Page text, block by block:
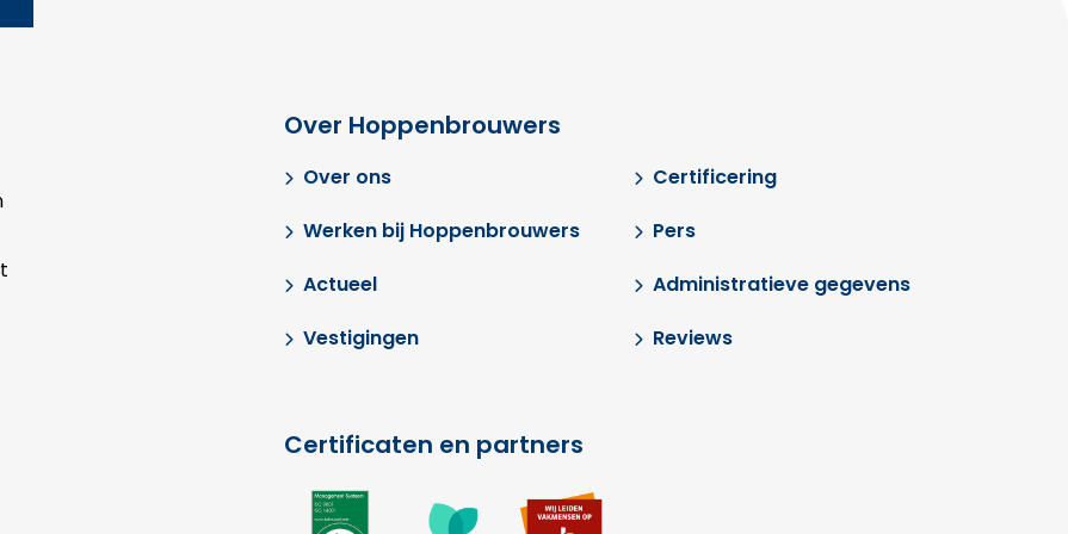
Over Hoppenbrouwers
Over ons
Werken bij Hoppenbrouwers
Actueel
Vestigingen
Certificering
Pers
Administratieve gegevens
Reviews
Certificaten en partners
naar
Ga